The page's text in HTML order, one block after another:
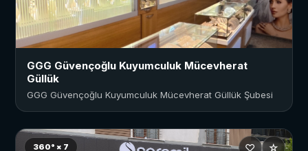
GGG Güvençoğlu Kuyumculuk Mücevherat
Güllük
GGG Güvençoğlu Kuyumculuk Mücevherat Güllük Şubesi
360° × 7 ♡ ☆